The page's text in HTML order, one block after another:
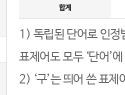
합계
1) 독립된 단어로 인정
표제어도 모두 ‘단어’
2) ‘구’는 띄어 쓴 표